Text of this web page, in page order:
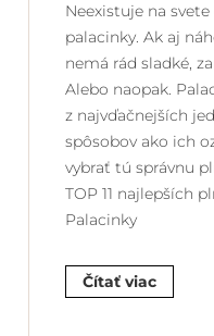
Neexistuje na
palacinky. Ak aj
nemá rád sladké,
Alebo naopak.
z najvďačnejších
spôsobov ako ich
vybrať tú správnu
TOP 11 najlepších
Palacinky
Čítať viac